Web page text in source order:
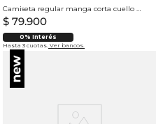
Camiseta regular manga corta cuello redondo para hombre
$ 79.900
0% Interés
Hasta 3 cuotas. Ver bancos.